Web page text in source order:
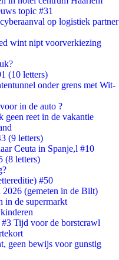
topic #31
op logistiek partner
wint nipt voorverkiezing
(10 letters)
onder grens met Wit-
in de auto ?
geen reet in de vakantie
(9 letters)
Ceuta in Spanje,l #10
(8 letters)
#50
(gemeten in de Bilt)
in de supermarkt
Tijd voor de borstcrawl
geen bewijs voor gunstig